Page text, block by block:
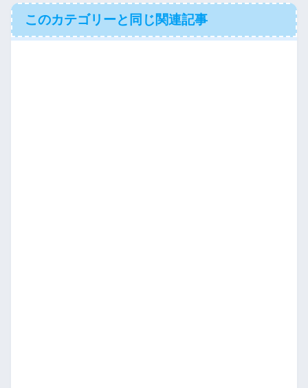
このカテゴリーと同じ関連記事